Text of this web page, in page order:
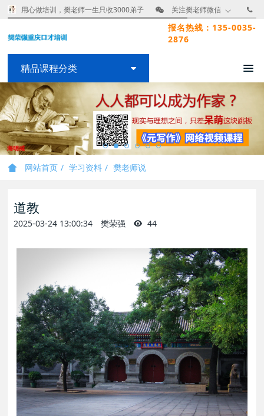
用心做培训，樊老师一生只收3000弟子 关注樊老师微信
报名热线：135-0035-
2876
精品课程分类
网站首页 学习资料 樊老师说
道教
2025-03-24 13:00:34 樊荣强 44